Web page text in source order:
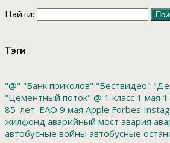
Найти:
Тэги
"@" "Банк приколов" "Бествидео"
"Цементный поток" @ 1 класс 1 мая
85_лет_ЕАО 9 мая Apple Forbes
жилфонд аварийный мост авария
автобусные войны автобусные